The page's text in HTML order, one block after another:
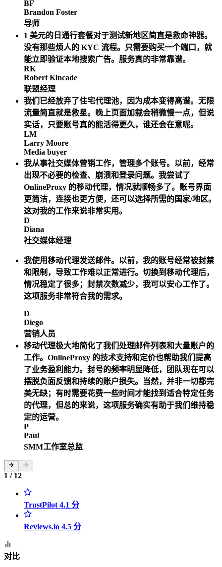
BF
Brandon Foster
导师
1 美元的日通行套餐对于测试新地区简直是救命神器。
没有那些烦人的 KYC 流程。只需要购买一个端口，就
能立即验证本地搜索广告。服务真的非常靠谱。
RK
Robert Kincade
联盟经理
我们已经放弃了住宅代理池，因为成本变得离谱。无限
流量简直就是救星。晚上页面加载会稍微慢一点，但说
实话，只要账号真的能活得更久，谁还会在意呢。
LM
Larry Moore
Media buyer
我从事社交媒体营销工作，管理多个账号。以前，经常
出现不必要的检查、崩溃和登录问题。我尝试了
OnlineProxy 的移动代理，情况就顺畅多了。账号界面
更简洁，连接也更方便，还可以选择所需的国家/地区。
这对我的工作来说非常实用。
D
Diana
社交媒体经理
我使用移动代理发送邮件。以前，我的账号经常被封禁
和限制，导致工作难以正常进行。切换到移动代理后，
情况稳定了很多；封禁次数减少，我可以安心工作了。
这项服务非常符合我的需求。
D
Diego
营销人员
移动代理极大地简化了我们处理邮件列表和大量账户的
工作。OnlineProxy 的技术支持和定价也帮助我们提高
了业务盈利能力。封号的频率明显降低，团队现在可以
摆脱负面反馈和持续的账户损失。当然，并非一切都完
美无缺；有时需要花费一些时间才能找到适合特定任务
的代理，但总的来说，这项服务确实有助于我们维持稳
定的运营。
P
Paul
SMM工作室总监
1 / 12
TrustPilot 4.1 分
Reviews.io 4.5 分
对比